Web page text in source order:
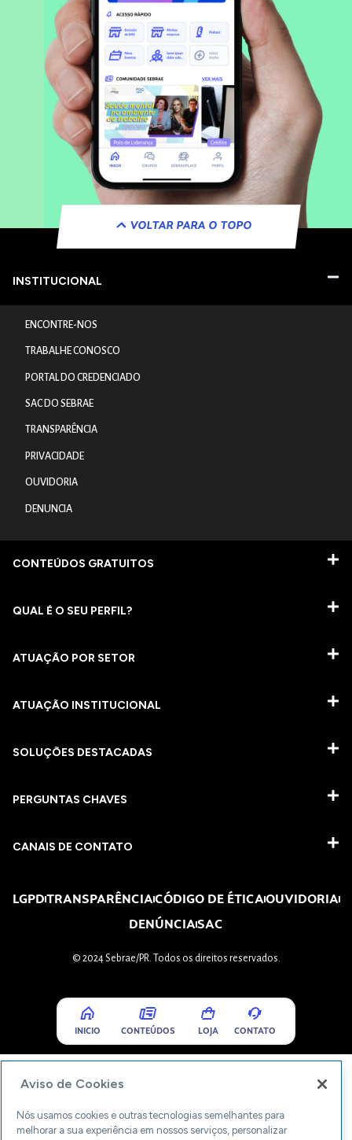
VOLTAR PARA O TOPO
INSTITUCIONAL
ENCONTRE-NOS
TRABALHE CONOSCO
PORTAL DO CREDENCIADO
SAC DO SEBRAE
TRANSPARÊNCIA
PRIVACIDADE
OUVIDORIA
DENUNCIA
CONTEÚDOS GRATUITOS
QUAL É O SEU PERFIL?
ATUAÇÃO POR SETOR
ATUAÇÃO INSTITUCIONAL
SOLUÇÕES DESTACADAS
PERGUNTAS CHAVES​
CANAIS DE CONTATO
LGPDTRANSPARÊNCIACÓDIGO DE ÉTICAOUVIDORIA
DENÚNCIASAC
© 2024 Sebrae/PR. Todos os direitos reservados.
INICIO CONTEÚDOS LOJA CONTATO
Aviso de Cookies
Nós usamos cookies e outras tecnologias semelhantes para
melhorar a sua experiência em nossos serviços, personalizar